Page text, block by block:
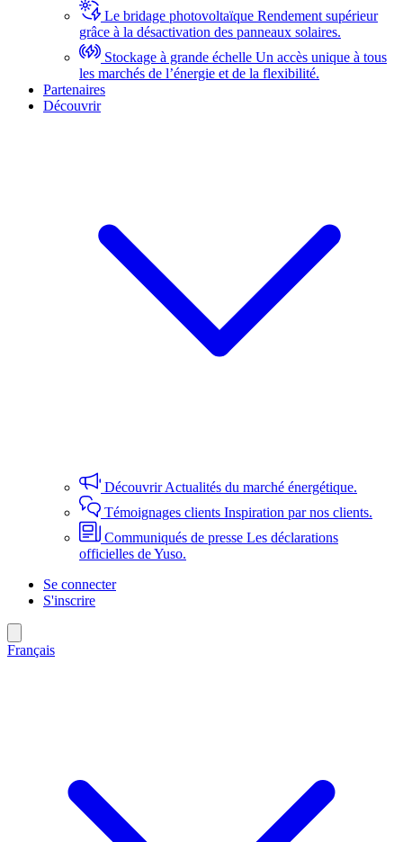
Le bridage photovoltaïque Rendement supérieur
grâce à la désactivation des panneaux solaires.
Stockage à grande échelle Un accès unique à tous
les marchés de l’énergie et de la flexibilité.
Partenaires
Découvrir
DécouvrirActualités du marché énergétique.
Témoignages clients Inspiration par nos clients.
Communiqués de presse Les déclarations
officielles de Yuso.
Se connecter
S'inscrire
Français